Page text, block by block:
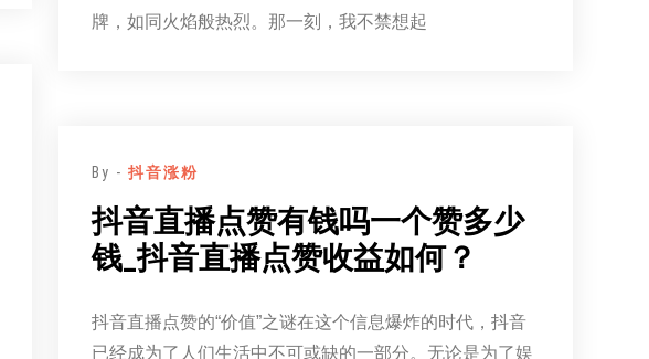
牌，如同火焰般热烈。那一刻，我不禁想起
By - 抖音涨粉
抖音直播点赞有钱吗一个赞多少
钱_抖音直播点赞收益如何？
抖音直播点赞的“价值”之谜在这个信息爆炸的时代，抖音
已经成为了人们生活中不可或缺的一部分。无论是为了娱